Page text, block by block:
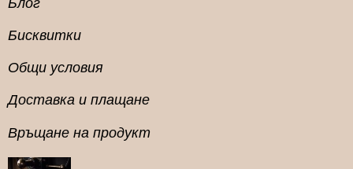
Бисквитки
Общи условия
Доставка и плащане
Връщане на продукт